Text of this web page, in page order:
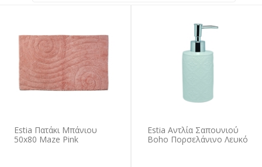
Estia Πατάκι Μπάνιου
50x80 Maze Pink
Estia Αντλία Σαπουνιού
Boho Πορσελάνινο Λευκό